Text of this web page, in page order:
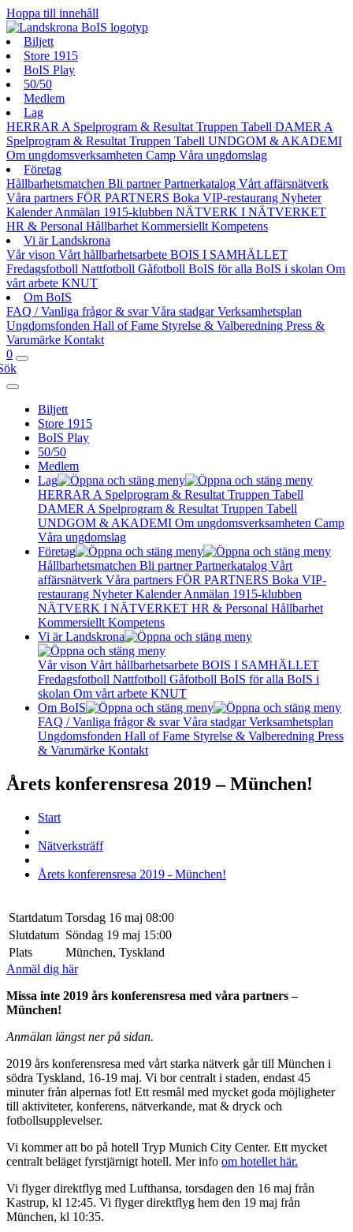
Hoppa till innehåll
Biljett
Store 1915
BoIS Play
50/50
Medlem
Lag
HERRAR A Spelprogram & Resultat Truppen Tabell DAMER A
Spelprogram & Resultat Truppen Tabell UNDGOM & AKADEMI
Om ungdomsverksamheten Camp Våra ungdomslag
Företag
Hållbarhetsmatchen Bli partnerPartnerkatalog Vårt affärsnätverk
Våra partners FÖR PARTNERS Boka VIP-restaurang Nyheter
KalenderAnmälan 1915-klubben NÄTVERK I NÄTVERKET
HR & Personal Hållbarhet Kommersiellt Kompetens
Vi är Landskrona
Vår vison Vårt hållbarhetsarbete BOIS I SAMHÄLLET
Fredagsfotboll Nattfotboll Gåfotboll BoIS för alla BoIS i skolan Om
vårt arbete KNUT
Om BoIS
FAQ / Vanliga frågor & svarVåra stadgarVerksamhetsplan
Ungdomsfonden Hall of Fame Styrelse & Valberedning Press &
Varumärke Kontakt
0
Biljett
Store 1915
BoIS Play
50/50
Medlem
Lag
HERRAR A Spelprogram & Resultat Truppen Tabell
DAMER A Spelprogram & Resultat Truppen Tabell
UNDGOM & AKADEMI Om ungdomsverksamheten Camp
Våra ungdomslag
Företag
Hållbarhetsmatchen Bli partnerPartnerkatalog Vårt
affärsnätverk Våra partners FÖR PARTNERS Boka VIP-
restaurang NyheterKalenderAnmälan 1915-klubben
NÄTVERK I NÄTVERKET HR & Personal Hållbarhet
Kommersiellt Kompetens
Vi är Landskrona
Vår vison Vårt hållbarhetsarbete BOIS I SAMHÄLLET
Fredagsfotboll Nattfotboll Gåfotboll BoIS för alla BoIS i
skolan Om vårt arbete KNUT
Om BoIS
FAQ / Vanliga frågor & svarVåra stadgarVerksamhetsplan
Ungdomsfonden Hall of Fame Styrelse & Valberedning Press
& Varumärke Kontakt
Årets konferensresa 2019 – München!
Start
Nätverksträff
Årets konferensresa 2019 - München!
Startdatum Torsdag 16 maj 08:00
Slutdatum Söndag 19 maj 15:00
Plats
München, Tyskland
Anmäl dig här
Missa inte 2019 års konferensresa med våra partners –
München!
Anmälan längst ner på sidan.
2019 års konferensresa med vårt starka nätverk går till München i
södra Tyskland, 16-19 maj. Vi bor centralt i staden, endast 45
minuter från alpernas fot! Ett resmål med mycket goda möjligheter
till aktiviteter, konferens, nätverkande, mat & dryck och
fotbollsupplevelser.
Vi kommer att bo på hotell Tryp Munich City Center. Ett mycket
centralt beläget fyrstjärnigt hotell. Mer info om hotellet här.
Vi flyger direktflyg med Lufthansa, torsdagen den 16 maj från
Kastrup, kl 12:45. Vi flyger direktflyg hem den 19 maj från
München, kl 10:35.